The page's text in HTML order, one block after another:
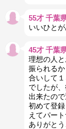
55才 千葉
いいひとが
45才 千葉
理想の人
振られる
合いして
でしたが
出来たの
初めて登
えてパー
ありがと